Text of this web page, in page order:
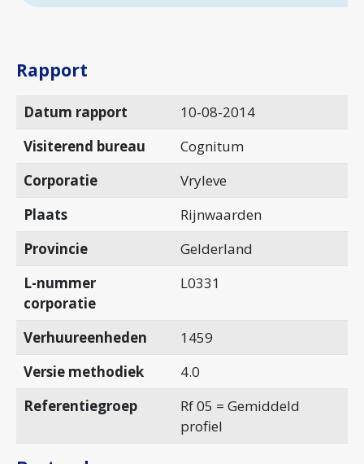
Rapport
Datum rapport
10-08-2014
Visiterend bureau
Cognitum
Corporatie
Vryleve
Plaats
Rijnwaarden
Provincie
Gelderland
L-nummer
corporatie
L0331
Verhuureenheden
1459
Versie methodiek
4.0
Referentiegroep
Rf 05 = Gemiddeld
profiel